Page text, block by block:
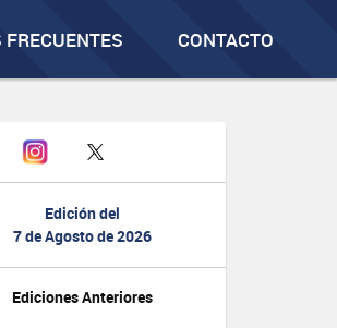
FRECUENTES CONTACTO
Edición del
7 de Agosto de 2026
Ediciones Anteriores